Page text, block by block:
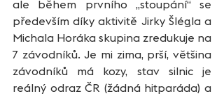
ale během prvního „stoupání“ se
především díky aktivitě Jirky Šlégla a
Michala Horáka skupina zredukuje na
7 závodníků. Je mi zima, prší, většina
závodníků má kozy, stav silnic je
reálný odraz ČR (žádná hitparáda) a